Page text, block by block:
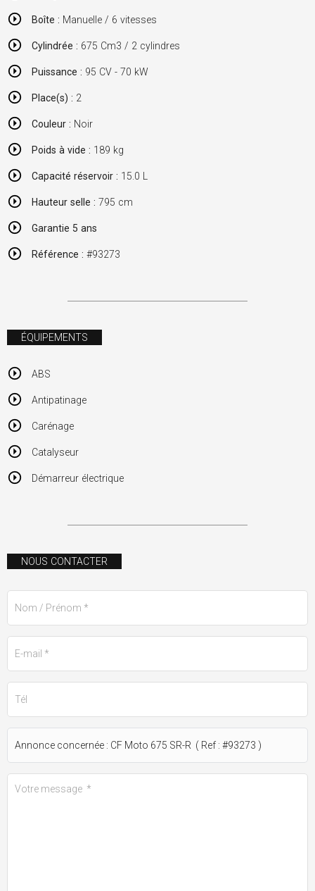
Boîte : Manuelle / 6 vitesses
Cylindrée : 675 Cm3 / 2 cylindres
Puissance : 95 CV - 70 kW
Place(s) : 2
Couleur : Noir
Poids à vide : 189 kg
Capacité réservoir : 15.0 L
Hauteur selle : 795 cm
Garantie 5 ans
Référence : #93273
ÉQUIPEMENTS
ABS
Antipatinage
Carénage
Catalyseur
Démarreur électrique
NOUS CONTACTER